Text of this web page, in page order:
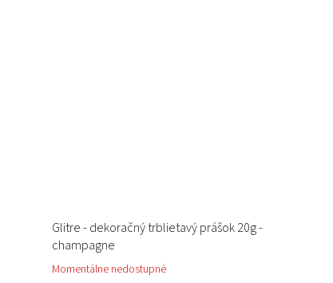
Glitre - dekoračný trblietavý prášok 20g -
champagne
Momentálne nedostupné